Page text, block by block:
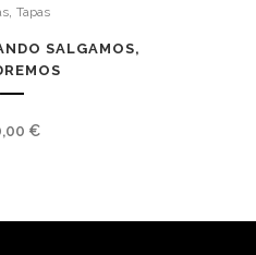
, Tapas
SALGAMOS,
€